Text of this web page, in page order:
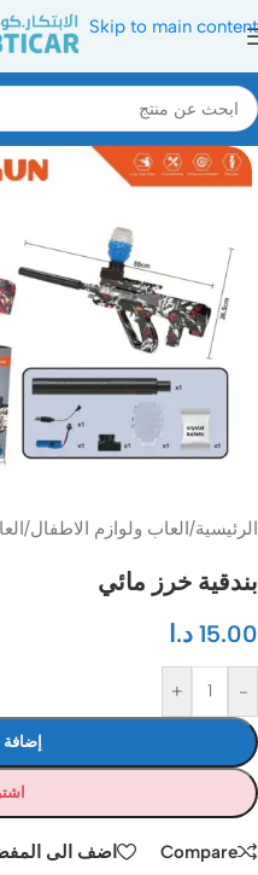
Skip to main content
الرئيسية/ العاب ولوازم الاطفال/
بندقية خرز مائي
15.00 د.ا
-
+
Compare اضف الى